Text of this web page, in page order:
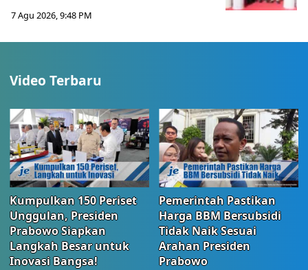
7 Agu 2026, 9:48 PM
Video Terbaru
Kumpulkan 150 Periset
Unggulan, Presiden
Prabowo Siapkan
Langkah Besar untuk
Inovasi Bangsa!
Pemerintah Pastikan
Harga BBM Bersubsidi
Tidak Naik Sesuai
Arahan Presiden
Prabowo